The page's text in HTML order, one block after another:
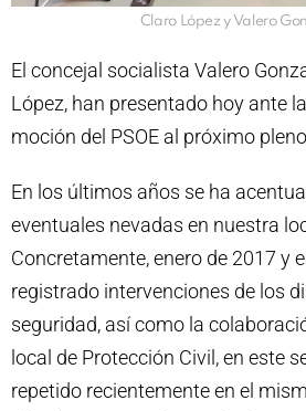
Claro López y Valero
El concejal socialista Valero
López, han presentado hoy ante
moción del PSOE al próximo
En los últimos años se ha
eventuales nevadas en nuestra
Concretamente, enero de 2017 y
registrado intervenciones de los
seguridad, así como la
local de Protección Civil, en este
repetido recientemente en el